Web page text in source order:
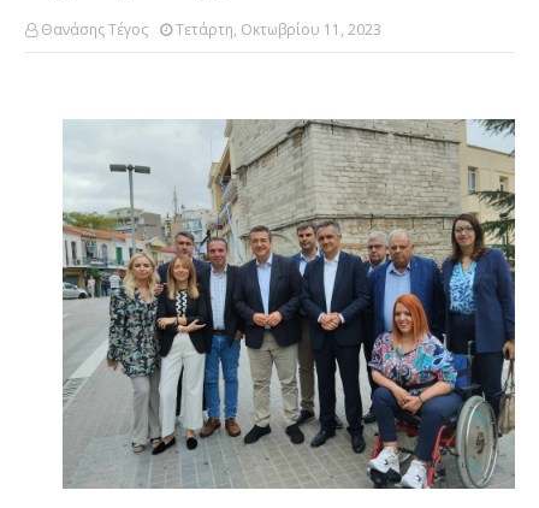
Θανάσης Τέγος Τετάρτη, Οκτωβρίου 11, 2023